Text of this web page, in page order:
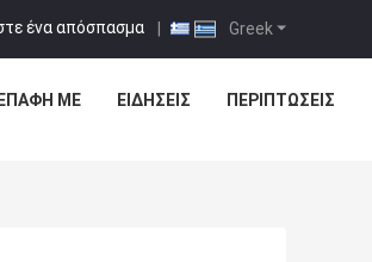
Greek
ένα απόσπασμα |
ΜΕ ΕΙΔΉΣΕΙΣ ΠΕΡΙΠΤΏΣΕΙΣ